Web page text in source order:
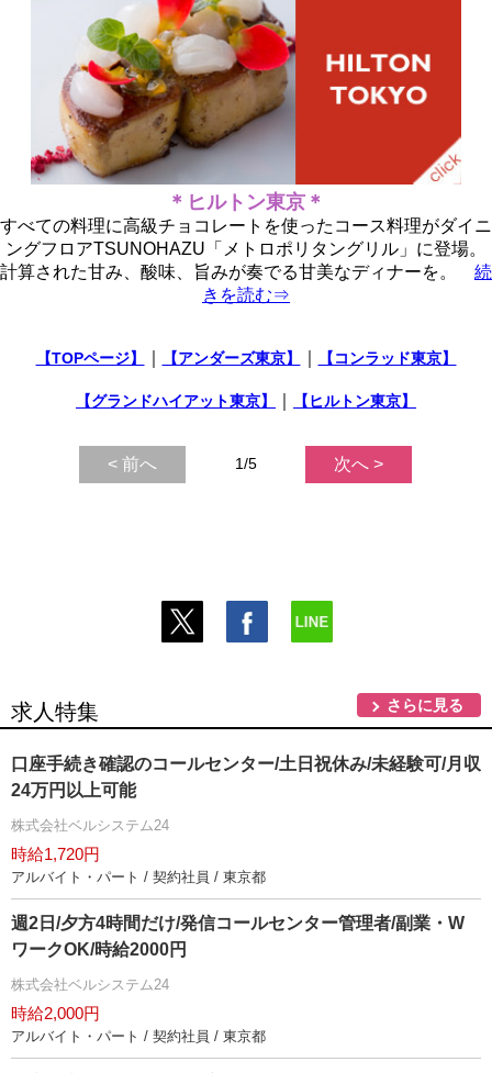
＊ヒルトン東京＊
すべての料理に高級チョコレートを使ったコース料理がダイニ
ングフロアTSUNOHAZU「メトロポリタングリル」に登場。
計算された甘み、酸味、旨みが奏でる甘美なディナーを。 続
きを読む⇒
【TOPページ】 【アンダーズ東京】 【コンラッド東京】
【グランドハイアット東京】 【ヒルトン東京】
< 前へ 1/5 次へ >
求人特集 さらに見る
口座手続き確認のコールセンター/土日祝休み/未経験可/月収
24万円以上可能
株式会社ベルシステム24
時給1,720円
アルバイト・パート / 契約社員 / 東京都
週2日/夕方4時間だけ/発信コールセンター管理者/副業・W
ワークOK/時給2000円
株式会社ベルシステム24
時給2,000円
アルバイト・パート / 契約社員 / 東京都